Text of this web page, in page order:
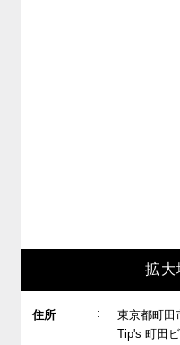
拡大
住所 :
東京都町田
Tip's 町田